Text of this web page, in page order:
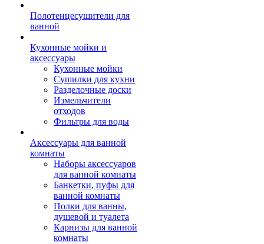
Полотенцесушители для
ванной
Кухонные мойки и
аксессуары
Кухонные мойки
Сушилки для кухни
Разделочные доски
Измельчители
отходов
Фильтры для воды
Аксессуары для ванной
комнаты
Наборы аксессуаров
для ванной комнаты
Банкетки, пуфы для
ванной комнаты
Полки для ванны,
душевой и туалета
Карнизы для ванной
комнаты